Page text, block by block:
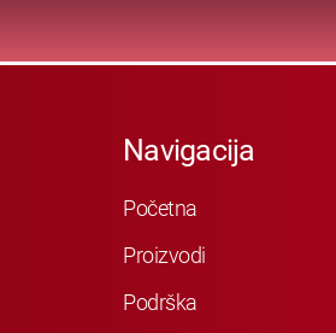
Navigacija
Početna
Proizvodi
Podrška